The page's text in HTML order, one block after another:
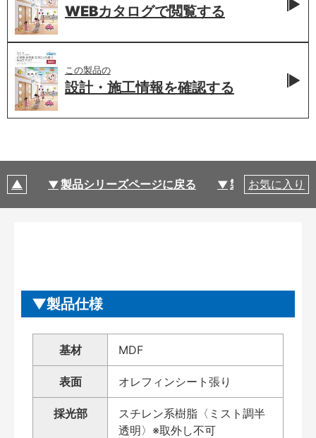
WEBカタログで閲覧する
この製品の
設計・施工情報を確認する
製品シリーズページに戻る 製品仕様
お気に入り
製品仕様
基材 MDF
表面 オレフィンシート張り
採光部
スチレン系樹脂〈ミスト調半
透明〉※取外し不可